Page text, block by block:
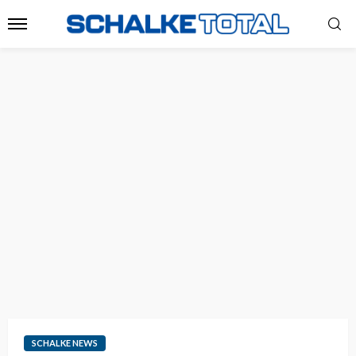
SCHALKE NEWS